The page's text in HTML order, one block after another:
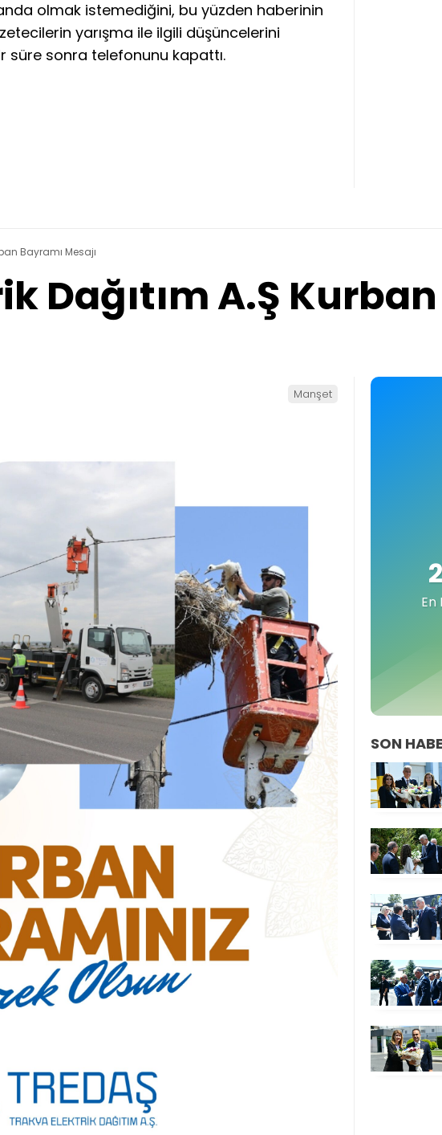
olmak istemediğini, bu yüzden haberinin
yarışma ile ilgili düşüncelerini
süre sonra telefonunu kapattı.
Bayramı Mesajı
Dağıtım A.Ş
Manşet
En
SON